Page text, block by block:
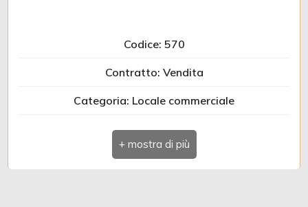
Codice: 570
Contratto: Vendita
Categoria: Locale commerciale
Indirizzo: VIA DELLE GIARRETTE
Comune: Monfalcone
Nuova costruzione